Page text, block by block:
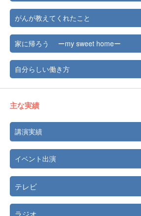
がんが教えてくれたこと
家に帰ろう ーmy sweet homeー
自分らしい働き方
主な実績
講演実績
イベント出演
テレビ
ラジオ